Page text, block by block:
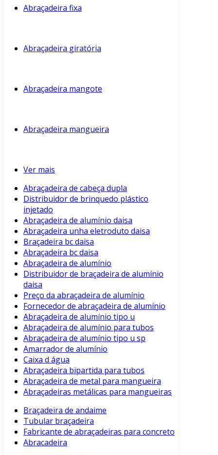
Abraçadeira fixa
Abraçadeira giratória
Abraçadeira mangote
Abraçadeira mangueira
Ver mais
Abraçadeira de cabeça dupla
Distribuidor de brinquedo plástico
injetado
Abraçadeira de alumínio daisa
Abraçadeira unha eletroduto daisa
Braçadeira bc daisa
Abraçadeira bc daisa
Abraçadeira de alumínio
Distribuidor de braçadeira de alumínio
daisa
Preço da abraçadeira de alumínio
Fornecedor de abraçadeira de alumínio
Abraçadeira de alumínio tipo u
Abraçadeira de alumínio para tubos
Abraçadeira de alumínio tipo u sp
Amarrador de alumínio
Caixa d água
Abraçadeira bipartida para tubos
Abraçadeira de metal para mangueira
Abraçadeiras metálicas para mangueiras
Braçadeira de andaime
Tubular braçadeira
Fabricante de abraçadeiras para concreto
Abracadeira